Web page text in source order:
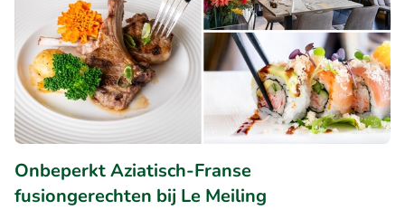
Onbeperkt Aziatisch-Franse
fusiongerechten bij Le Meiling